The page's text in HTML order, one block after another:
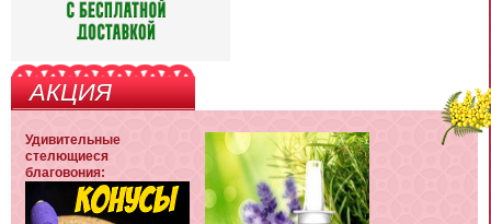
АКЦИЯ
Удивительные
стелющиеся
благовония: